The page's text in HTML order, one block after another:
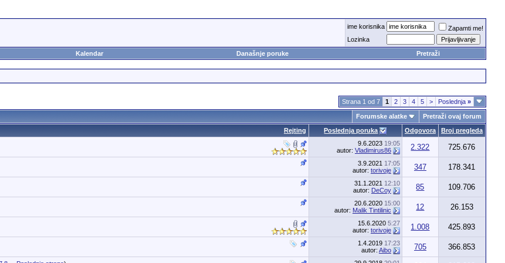
ime korisnika
Zapamti me!
Lozinka
Kalendar Današnje poruke Pretraži
Strana 1 od 7 1 2 3 4 5 > Poslednja »
Forumske alatke
Pretraži ovaj forum
Rejting
Poslednja poruka Odgovora Broj pregleda
9.6.2023 19:05
autor: Vladimirus86 2.322
725.676
3.9.2021 17:05
autor: torivoje 347
178.341
31.1.2021 12:10
autor: DeCoy 85
109.706
20.6.2020 15:00
autor: Malik Tintilinic 12
26.153
15.6.2020 5:27
autor: torivoje 1.008
425.893
1.4.2019 17:23
autor: Aibo 705
366.853